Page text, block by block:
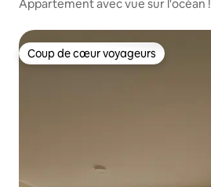
Appartement avec vue sur l'océan !
Coup de cœur voyageurs
Coup de cœur voyageurs